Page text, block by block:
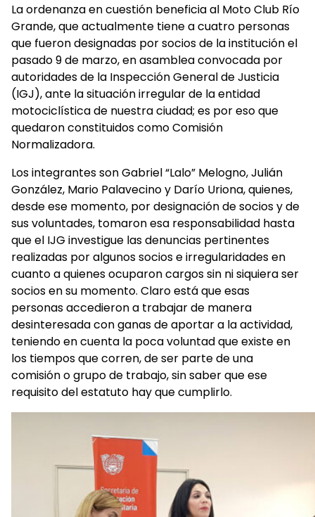
La ordenanza en cuestión beneficia al Moto Club Río
Grande, que actualmente tiene a cuatro personas
que fueron designadas por socios de la institución el
pasado 9 de marzo, en asamblea convocada por
autoridades de la Inspección General de Justicia
(IGJ), ante la situación irregular de la entidad
motociclística de nuestra ciudad; es por eso que
quedaron constituidos como Comisión
Normalizadora.
Los integrantes son Gabriel “Lalo” Melogno, Julián
González, Mario Palavecino y Darío Uriona, quienes,
desde ese momento, por designación de socios y de
sus voluntades, tomaron esa responsabilidad hasta
que el IJG investigue las denuncias pertinentes
realizadas por algunos socios e irregularidades en
cuanto a quienes ocuparon cargos sin ni siquiera ser
socios en su momento. Claro está que esas
personas accedieron a trabajar de manera
desinteresada con ganas de aportar a la actividad,
teniendo en cuenta la poca voluntad que existe en
los tiempos que corren, de ser parte de una
comisión o grupo de trabajo, sin saber que ese
requisito del estatuto hay que cumplirlo.